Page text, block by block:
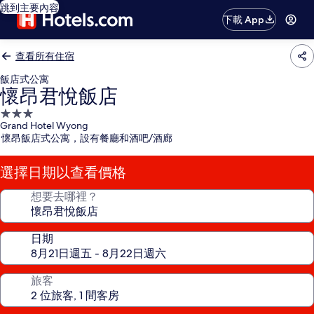
跳到主要內容
下載 App
查看所有住宿
飯店式公寓
懷昂君悅飯店
3.0
星
級
住
宿
Grand Hotel Wyong
懷昂飯店式公寓，設有餐廳和酒吧/酒廊
選擇日期以查看價格
想要去哪裡？
日期
旅客